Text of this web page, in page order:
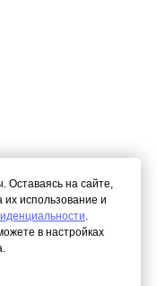
Оставаясь на сайте,
их использование и
.
в настройках